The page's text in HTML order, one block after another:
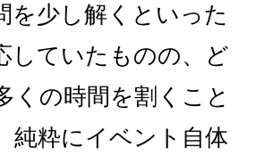
を少し解くといった
していたものの、ど
くの時間を割くこと
純粋にイベント自体